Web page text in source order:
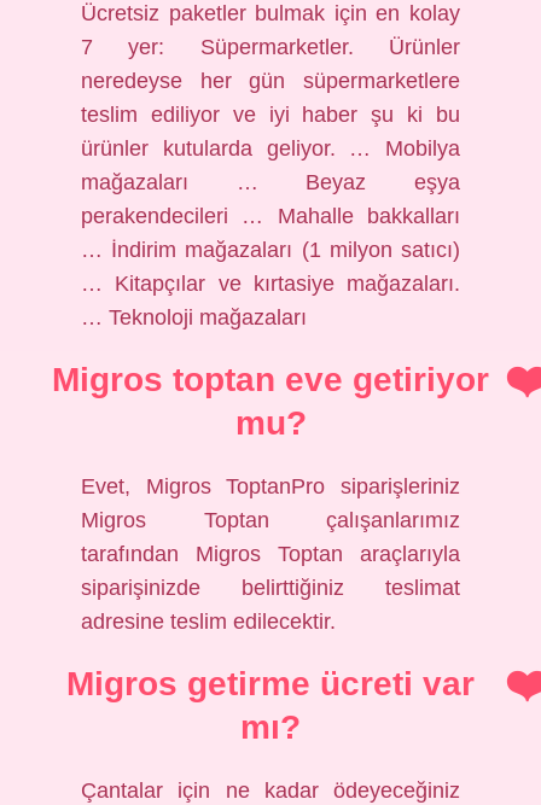
Ücretsiz paketler bulmak için en kolay
7 yer: Süpermarketler. Ürünler
neredeyse her gün süpermarketlere
teslim ediliyor ve iyi haber şu ki bu
ürünler kutularda geliyor. … Mobilya
mağazaları … Beyaz eşya
perakendecileri … Mahalle bakkalları
… İndirim mağazaları (1 milyon satıcı)
… Kitapçılar ve kırtasiye mağazaları.
… Teknoloji mağazaları
Migros toptan eve getiriyor
mu?
Evet, Migros ToptanPro siparişleriniz
Migros Toptan çalışanlarımız
tarafından Migros Toptan araçlarıyla
siparişinizde belirttiğiniz teslimat
adresine teslim edilecektir.
Migros getirme ücreti var
mı?
Çantalar için ne kadar ödeyeceğiniz